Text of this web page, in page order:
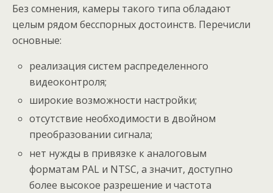
Без сомнения, камеры такого типа обладают
целым рядом бесспорных достоинств. Перечисли
основные:
реализация систем распределенного
видеоконтроля;
широкие возможности настройки;
отсутствие необходимости в двойном
преобразовании сигнала;
нет нужды в привязке к аналоговым
форматам PAL и NTSC, а значит, доступно
более высокое разрешение и частота